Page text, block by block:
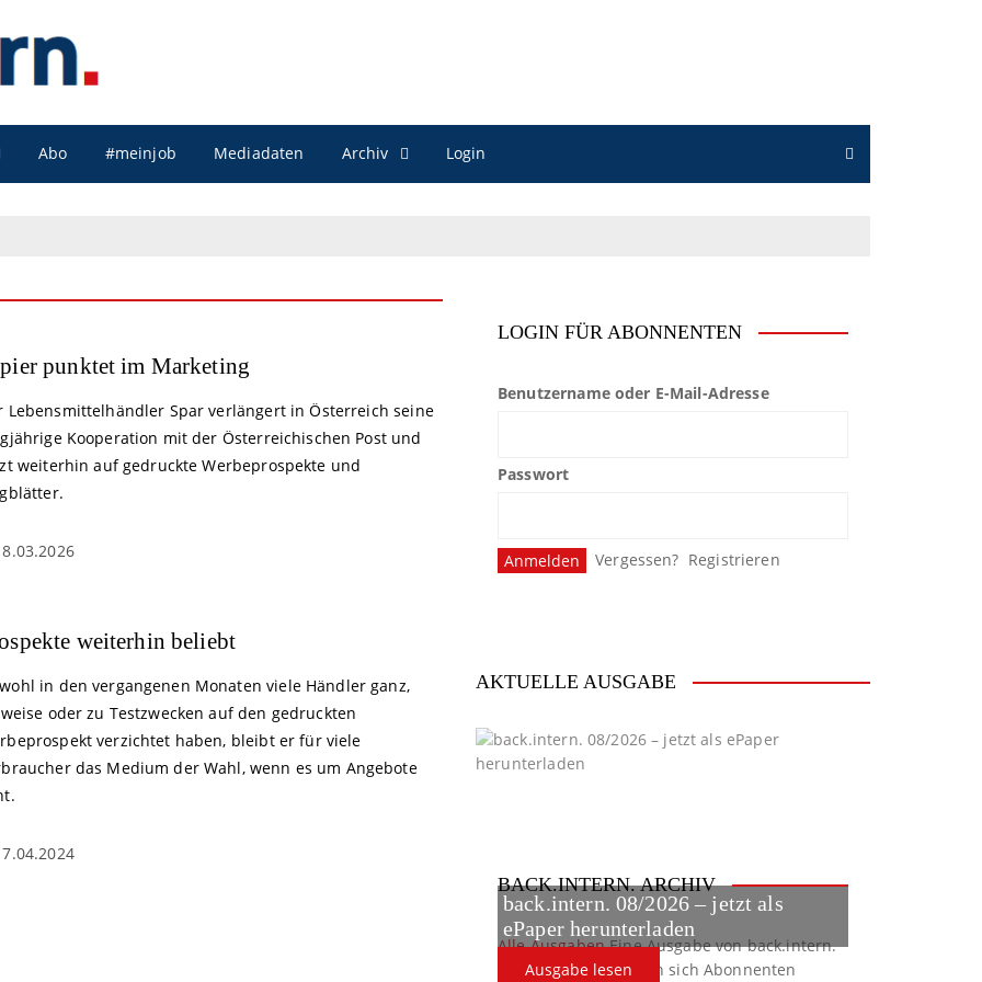
Abo #meinjob Mediadaten Archiv Login
punktet im Marketing
Lebensmittelhändler Spar verlängert in Österreich seine
Kooperation mit der Österreichischen Post und
weiterhin auf gedruckte Werbeprospekte und
weiterhin beliebt
in den vergangenen Monaten viele Händler ganz,
oder zu Testzwecken auf den gedruckten
verzichtet haben, bleibt er für viele
das Medium der Wahl, wenn es um Angebote
LOGIN FÜR ABONNENTEN
Benutzername oder E-Mail-Adresse
Passwort
Vergessen? Registrieren
AKTUELLE AUSGABE
back.intern. 08/2026 – jetzt als
ePaper herunterladen
Ausgabe lesen
BACK.INTERN. ARCHIV
Alle AusgabenEine Ausgabe von back.intern.
verpasst? Hier können sich Abonnenten